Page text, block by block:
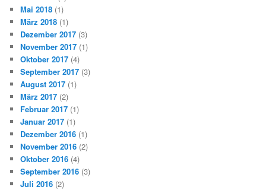
Mai 2018 (1)
März 2018 (1)
Dezember 2017 (3)
November 2017 (1)
Oktober 2017 (4)
September 2017 (3)
August 2017 (1)
März 2017 (2)
Februar 2017 (1)
Januar 2017 (1)
Dezember 2016 (1)
November 2016 (2)
Oktober 2016 (4)
September 2016 (3)
Juli 2016 (2)